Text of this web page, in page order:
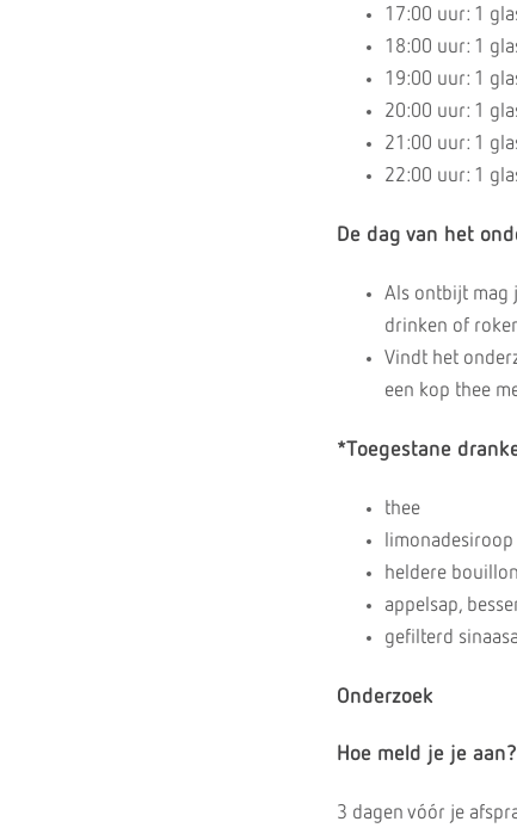
17:00 uur: 1
18:00 uur: 1
19:00 uur: 1
20:00 uur: 1
21:00 uur: 1
22:00 uur: 1
De dag van het
Als ontbijt mag
drinken of
Vindt het
een kop thee
*Toegestane
thee
heldere bouillon
appelsap,
gefilterd
Onderzoek
Hoe meld je je aan?
3 dagen vóór je